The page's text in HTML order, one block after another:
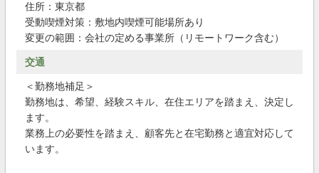
住所：東京都
受動喫煙対策：敷地内喫煙可能場所あり
変更の範囲：会社の定める事業所（リモートワーク含む）
交通
＜勤務地補足＞
勤務地は、希望、経験スキル、在住エリアを踏まえ、決定し
ます。
業務上の必要性を踏まえ、顧客先と在宅勤務と適宜対応して
います。